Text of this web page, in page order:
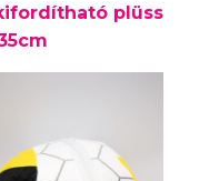
plüss